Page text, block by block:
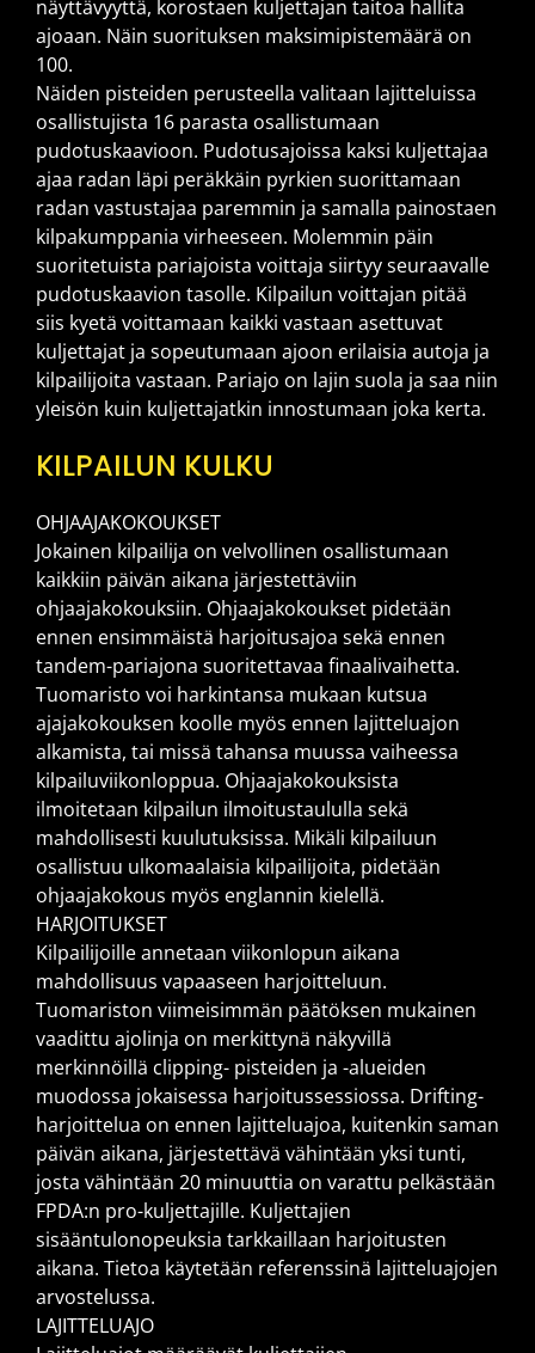
näyttävyyttä, korostaen kuljettajan taitoa hallita
ajoaan. Näin suorituksen maksimipistemäärä on
100.
Näiden pisteiden perusteella valitaan lajitteluissa
osallistujista 16 parasta osallistumaan
pudotuskaavioon. Pudotusajoissa kaksi kuljettajaa
ajaa radan läpi peräkkäin pyrkien suorittamaan
radan vastustajaa paremmin ja samalla painostaen
kilpakumppania virheeseen. Molemmin päin
suoritetuista pariajoista voittaja siirtyy seuraavalle
pudotuskaavion tasolle. Kilpailun voittajan pitää
siis kyetä voittamaan kaikki vastaan asettuvat
kuljettajat ja sopeutumaan ajoon erilaisia autoja ja
kilpailijoita vastaan. Pariajo on lajin suola ja saa niin
yleisön kuin kuljettajatkin innostumaan joka kerta.
KILPAILUN KULKU
OHJAAJAKOKOUKSET
Jokainen kilpailija on velvollinen osallistumaan
kaikkiin päivän aikana järjestettäviin
ohjaajakokouksiin. Ohjaajakokoukset pidetään
ennen ensimmäistä harjoitusajoa sekä ennen
tandem-pariajona suoritettavaa finaalivaihetta.
Tuomaristo voi harkintansa mukaan kutsua
ajajakokouksen koolle myös ennen lajitteluajon
alkamista, tai missä tahansa muussa vaiheessa
kilpailuviikonloppua. Ohjaajakokouksista
ilmoitetaan kilpailun ilmoitustaululla sekä
mahdollisesti kuulutuksissa. Mikäli kilpailuun
osallistuu ulkomaalaisia kilpailijoita, pidetään
ohjaajakokous myös englannin kielellä.
HARJOITUKSET
Kilpailijoille annetaan viikonlopun aikana
mahdollisuus vapaaseen harjoitteluun.
Tuomariston viimeisimmän päätöksen mukainen
vaadittu ajolinja on merkittynä näkyvillä
merkinnöillä clipping- pisteiden ja -alueiden
muodossa jokaisessa harjoitussessiossa. Drifting-
harjoittelua on ennen lajitteluajoa, kuitenkin saman
päivän aikana, järjestettävä vähintään yksi tunti,
josta vähintään 20 minuuttia on varattu pelkästään
FPDA:n pro-kuljettajille. Kuljettajien
sisääntulonopeuksia tarkkaillaan harjoitusten
aikana. Tietoa käytetään referenssinä lajitteluajojen
arvostelussa.
LAJITTELUAJO